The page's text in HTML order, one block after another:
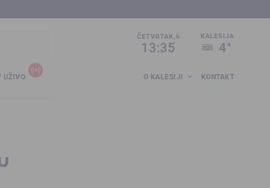
ČETVRTAK,6
13:35
KALESIJA
4°
UŽIVO O KALESIJI KONTAKT